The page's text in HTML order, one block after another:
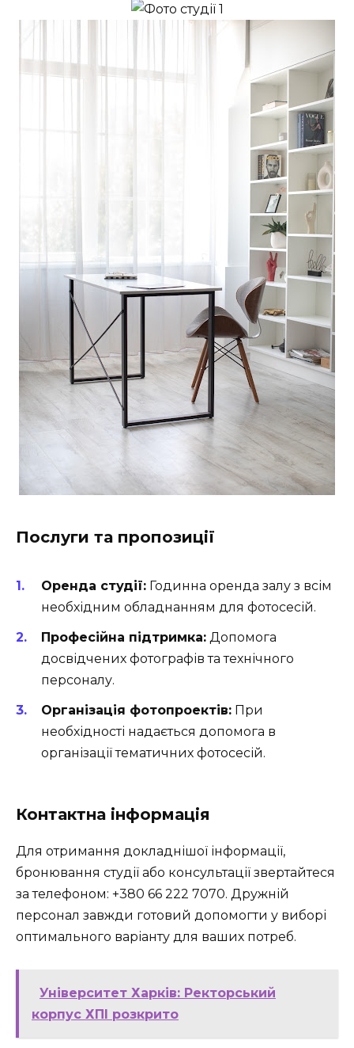
Послуги та пропозиції
Оренда студії: Годинна оренда залу з всім
необхідним обладнанням для фотосесій.
Професійна підтримка: Допомога
досвідчених фотографів та технічного
персоналу.
Організація фотопроектів: При
необхідності надається допомога в
організації тематичних фотосесій.
Контактна інформація
Для отримання докладнішої інформації,
бронювання студії або консультації звертайтеся
за телефоном: +380 66 222 7070. Дружній
персонал завжди готовий допомогти у виборі
оптимального варіанту для ваших потреб.
Університет Харків: Ректорський
корпус ХПІ розкрито